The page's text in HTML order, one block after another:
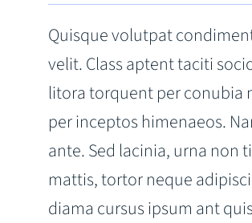
Quisque volutpat
velit. Class aptent taciti
litora torquent per conubia
per inceptos himenaeos.
ante. Sed lacinia, urna non
mattis, tortor neque
diama cursus ipsum ant